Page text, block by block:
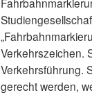
Verkehrszeichen.
Verkehrsführung.
gerecht werden,